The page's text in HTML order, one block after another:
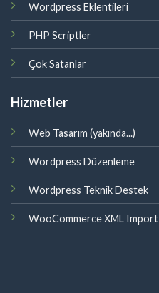
Wordpress Eklentileri
PHP Scriptler
Çok Satanlar
Hizmetler
Web Tasarım (yakında...)
Wordpress Düzenleme
Wordpress Teknik Destek
WooCommerce XML Import